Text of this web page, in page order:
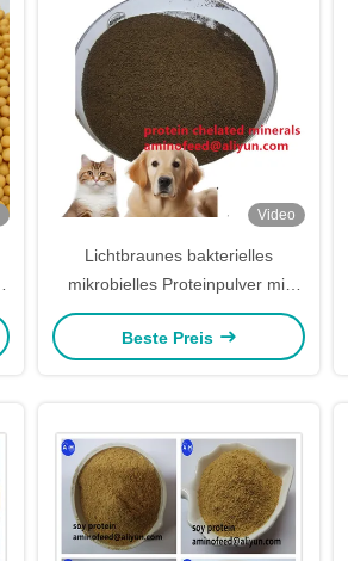
Video
Lichtbraunes bakterielles
mikrobielles Proteinpulver mit
rohem Protein 70% zum
Ersetzen von Fischmehl
Beste Preis